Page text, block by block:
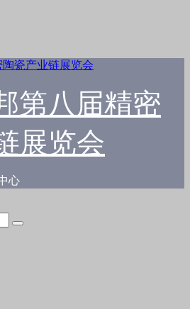
第八届精密
展览会
心